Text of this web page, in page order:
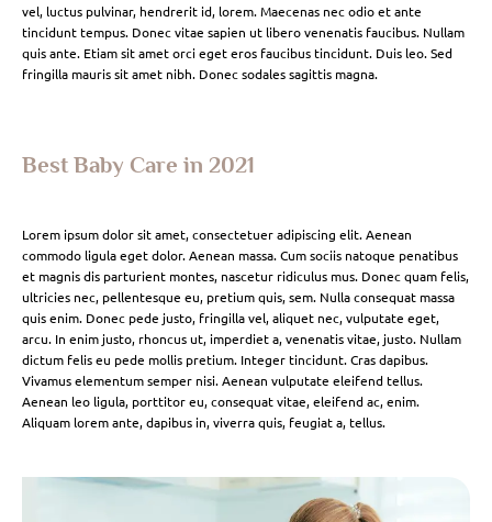
vel, luctus pulvinar, hendrerit id, lorem. Maecenas nec odio et ante
tincidunt tempus. Donec vitae sapien ut libero venenatis faucibus. Nullam
quis ante. Etiam sit amet orci eget eros faucibus tincidunt. Duis leo. Sed
fringilla mauris sit amet nibh. Donec sodales sagittis magna.
Best Baby Care in 2021
Lorem ipsum dolor sit amet, consectetuer adipiscing elit. Aenean
commodo ligula eget dolor. Aenean massa. Cum sociis natoque penatibus
et magnis dis parturient montes, nascetur ridiculus mus. Donec quam felis,
ultricies nec, pellentesque eu, pretium quis, sem. Nulla consequat massa
quis enim. Donec pede justo, fringilla vel, aliquet nec, vulputate eget,
arcu. In enim justo, rhoncus ut, imperdiet a, venenatis vitae, justo. Nullam
dictum felis eu pede mollis pretium. Integer tincidunt. Cras dapibus.
Vivamus elementum semper nisi. Aenean vulputate eleifend tellus.
Aenean leo ligula, porttitor eu, consequat vitae, eleifend ac, enim.
Aliquam lorem ante, dapibus in, viverra quis, feugiat a, tellus.